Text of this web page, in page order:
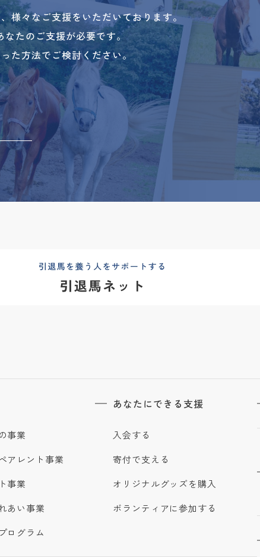
様々なご支援をいただいております。
たのご支援が必要です。
た方法でご検討ください。
事業
アレント事業
事業
あい事業
ログラム
あなたにできる支援
入会する
寄付で支える
オリジナルグッズを購入
ボランティアに参加する